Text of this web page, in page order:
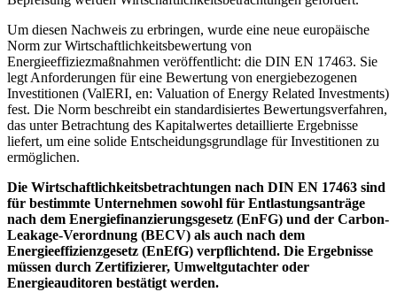
Um diesen Nachweis zu erbringen, wurde eine neue europäische
Norm zur Wirtschaftlichkeitsbewertung von
Energieeffiziezmaßnahmen veröffentlicht: die DIN EN 17463. Sie
legt Anforderungen für eine Bewertung von energiebezogenen
Investitionen (ValERI, en: Valuation of Energy Related Investments)
fest. Die Norm beschreibt ein standardisiertes Bewertungsverfahren,
das unter Betrachtung des Kapitalwertes detaillierte Ergebnisse
liefert, um eine solide Entscheidungsgrundlage für Investitionen zu
ermöglichen.
Die Wirtschaftlichkeitsbetrachtungen nach DIN EN 17463 sind
für bestimmte Unternehmen sowohl für Entlastungsanträge
nach dem Energiefinanzierungsgesetz (EnFG) und der Carbon-
Leakage-Verordnung (BECV) als auch nach dem
Energieeffizienzgesetz (EnEfG) verpflichtend. Die Ergebnisse
müssen durch Zertifizierer, Umweltgutachter oder
Energieauditoren bestätigt werden.